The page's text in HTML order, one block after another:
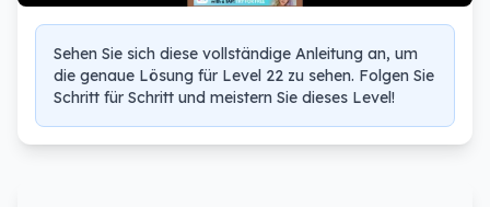
Sehen Sie sich diese vollständige Anleitung an, um
die genaue Lösung für Level 22 zu sehen. Folgen Sie
Schritt für Schritt und meistern Sie dieses Level!